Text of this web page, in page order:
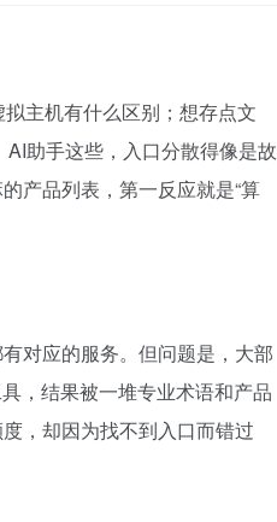
主机有什么区别；想存点文
助手这些，入口分散得像是故
产品列表，第一反应就是“算
对应的服务。但问题是，大部
，结果被一堆专业术语和产品
，却因为找不到入口而错过